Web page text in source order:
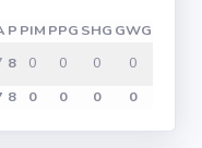
P PIM PPG SHG GWG
8 0 0 0
0
8 0 0 0 0